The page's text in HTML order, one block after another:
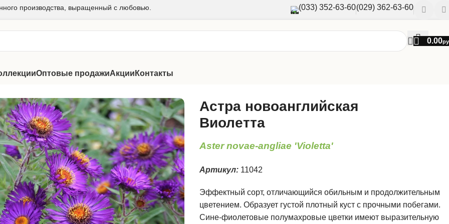
производства, выращенный с любовью. (033) 352-63-60(029) 362-63-60
0.00
Оптовые продажиАкции Контакты
Астра новоанглийская
Виолетта
Aster novae-angliae 'Violetta'
Артикул: 11042
Эффектный сорт, отличающийся обильным и продолжительным
цветением. Образует густой плотный куст с прочными побегами.
Сине-фиолетовые полумахровые цветки имеют выразительную